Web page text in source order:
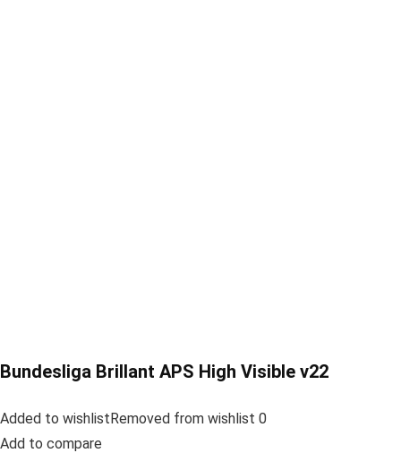
Bundesliga Brillant APS High Visible v22
Added to wishlistRemoved from wishlist 0
Add to compare